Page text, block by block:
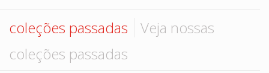
coleções passadas
Veja nossas
coleções passadas